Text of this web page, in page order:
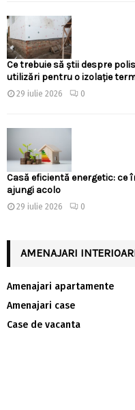
Ce trebuie să știi despre
utilizări pentru o izolație
29 iulie 2026 0
Casă eficientă energetic: ce
ajungi acolo
29 iulie 2026 0
AMENAJARI
Amenajari apartamente
Amenajari case
Case de vacanta